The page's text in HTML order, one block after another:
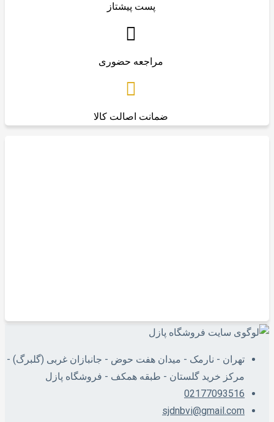
پست پیشتاز
مراجعه حضوری
ضمانت اصالت کالا
تهران - نارمک - میدان هفت حوض - جانبازان غربی (گلبرگ) -
مرکز خرید گلستان - طبقه همکف - فروشگاه پازل
02177093516
sjdnbvi@gmail.com